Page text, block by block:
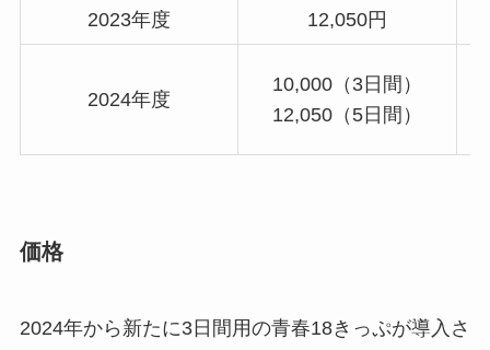
2023年度 12,050円
2024年度
10,000（3日間）
12,050（5日間）
価格
2024年から新たに3日間用の青春18きっぷが導入さ